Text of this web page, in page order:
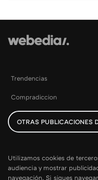
Trendencias
Compradiccion
OTRAS PUBLICACIONES
Utilizamos cookies de
audiencia y mostrar
navegación. Si sigues